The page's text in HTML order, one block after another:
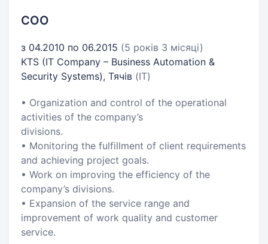
COO
з 04.2010 по 06.2015 (5 років 3 місяці)
KTS (IT Company – Business Automation &
Security Systems), Тячів (IT)
• Organization and control of the operational
activities of the company’s
divisions.
• Monitoring the fulfillment of client requirements
and achieving project goals.
• Work on improving the efficiency of the
company’s divisions.
• Expansion of the service range and
improvement of work quality and customer
service.